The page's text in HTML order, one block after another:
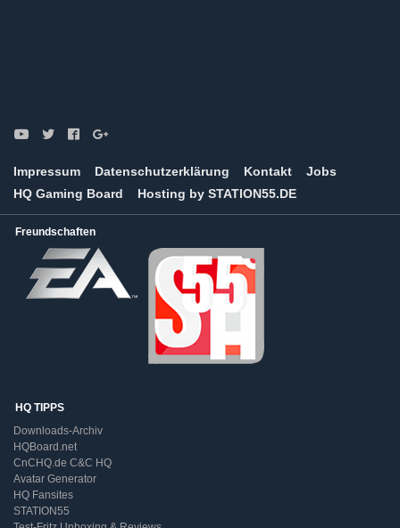
Impressum Datenschutzerklärung Kontakt
Jobs
HQ Gaming Board
Hosting by STATION55.DE
Freundschaften
HQ TIPPS
Downloads-Archiv
HQBoard.net
CnCHQ.de C&C HQ
Avatar Generator
HQ Fansites
STATION55